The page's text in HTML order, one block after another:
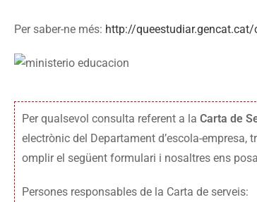
Per saber-ne més: http://
Per qualsevol consulta referent a la Carta de
electrònic del Departament d’escola-empresa,
omplir el següent formulari i nosaltres ens
Persones responsables de la Carta de serveis: